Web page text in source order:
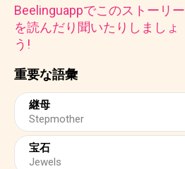
重要な語彙
継母
Stepmother
宝石
Jewels
Beelinguappでこのストーリー
を読んだり聞いたりしましょ
う!